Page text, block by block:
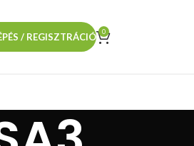
/ REGISZTRÁCIÓ 0